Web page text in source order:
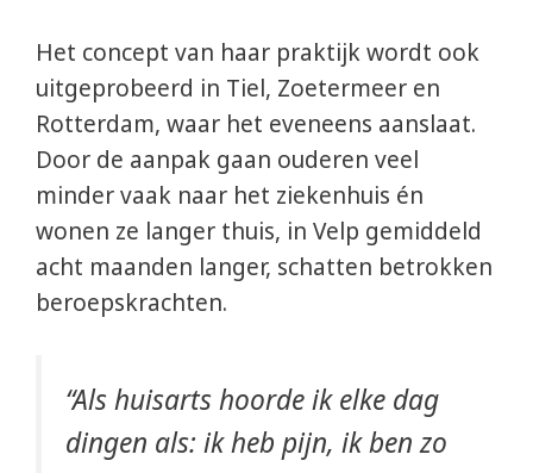
Het concept van haar praktijk wordt ook
uitgeprobeerd in Tiel, Zoetermeer en
Rotterdam, waar het eveneens aanslaat.
Door de aanpak gaan ouderen veel
minder vaak naar het ziekenhuis én
wonen ze langer thuis, in Velp gemiddeld
acht maanden langer, schatten betrokken
beroepskrachten.
“Als huisarts hoorde ik elke dag
dingen als: ik heb pijn, ik ben zo